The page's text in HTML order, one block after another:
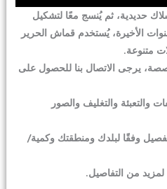
حديدية، ثم يُنسج معًا لتشكيل
الأخيرة، يُستخدم قماش الحرير
متنوعة.
يرجى الاتصال بنا للحصول على
والتعبئة والتغليف والصور
وفقًا لبلدك ومنطقتك وكمية/
من التفاصيل.